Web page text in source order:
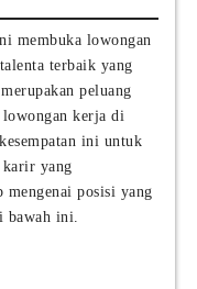
membuka lowongan
terbaik yang
peluang
kerja di
ini untuk
karir yang
posisi yang
bawah ini.